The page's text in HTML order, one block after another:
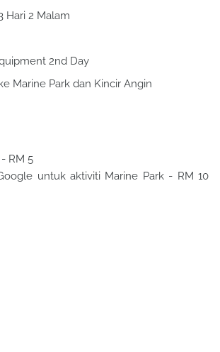
Hari 2 Malam
2nd Day
Marine Park dan Kincir Angin
RM 5
untuk aktiviti Marine Park - RM 10